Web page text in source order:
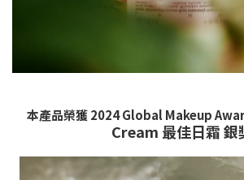
本產品榮獲 2024 Global Makeup
Cream 最佳日霜 銀